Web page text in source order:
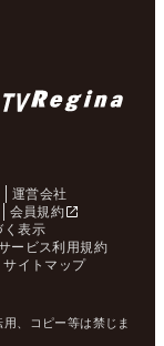
運営会社
会員規約
く表示
ービス利用規約
サイトマップ
、コピー等は禁じま